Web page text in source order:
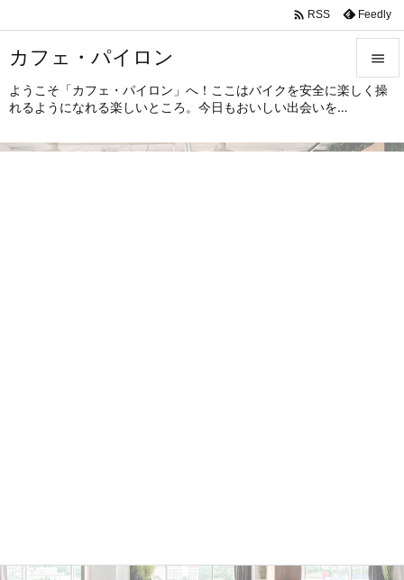
カフェ・パイロン
ようこそ「カフェ・パイロン」へ！ここはバイクを安全に楽しく操
れるようになれる楽しいところ。今日もおいしい出会いを…



 RSS Feedly